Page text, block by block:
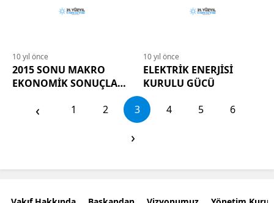
10 yıl önce
2015 SONU MAKRO
EKONOMİK SONUÇLAR
10 yıl önce
ELEKTRİK ENERJİSİ
KURULU GÜCÜ
‹ 1 2 3 4 5 6
›